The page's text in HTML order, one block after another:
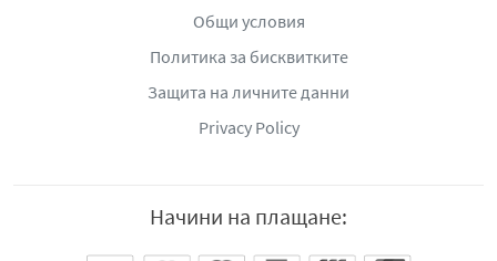
Общи условия
Политика за бисквитките
Защита на личните данни
Privacy Policy
Начини на плащане: